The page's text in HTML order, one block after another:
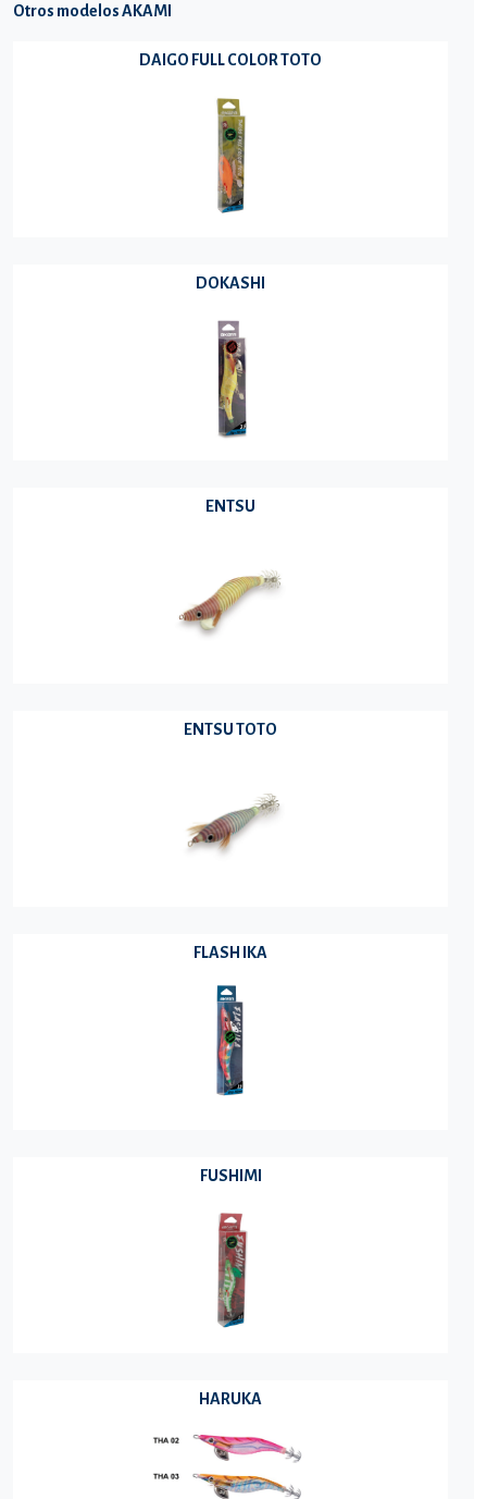
Otros modelos AKAMI
DAIGO FULL COLOR TOTO
DOKASHI
ENTSU
ENTSU TOTO
FLASH IKA
FUSHIMI
HARUKA